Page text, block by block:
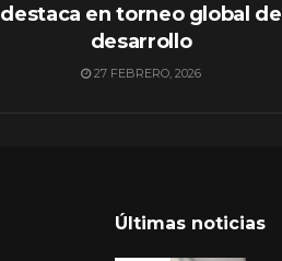
destaca en torneo global de
desarrollo
27 FEBRERO, 2026
Últimas noticias